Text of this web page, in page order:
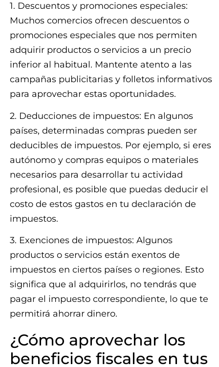
1. Descuentos y promociones especiales:
Muchos comercios ofrecen descuentos o
promociones especiales que nos permiten
adquirir productos o servicios a un precio
inferior al habitual. Mantente atento a las
campañas publicitarias y folletos informativos
para aprovechar estas oportunidades.
2. Deducciones de impuestos: En algunos
países, determinadas compras pueden ser
deducibles de impuestos. Por ejemplo, si eres
autónomo y compras equipos o materiales
necesarios para desarrollar tu actividad
profesional, es posible que puedas deducir el
costo de estos gastos en tu declaración de
impuestos.
3. Exenciones de impuestos: Algunos
productos o servicios están exentos de
impuestos en ciertos países o regiones. Esto
significa que al adquirirlos, no tendrás que
pagar el impuesto correspondiente, lo que te
permitirá ahorrar dinero.
¿Cómo aprovechar los
beneficios fiscales en tus